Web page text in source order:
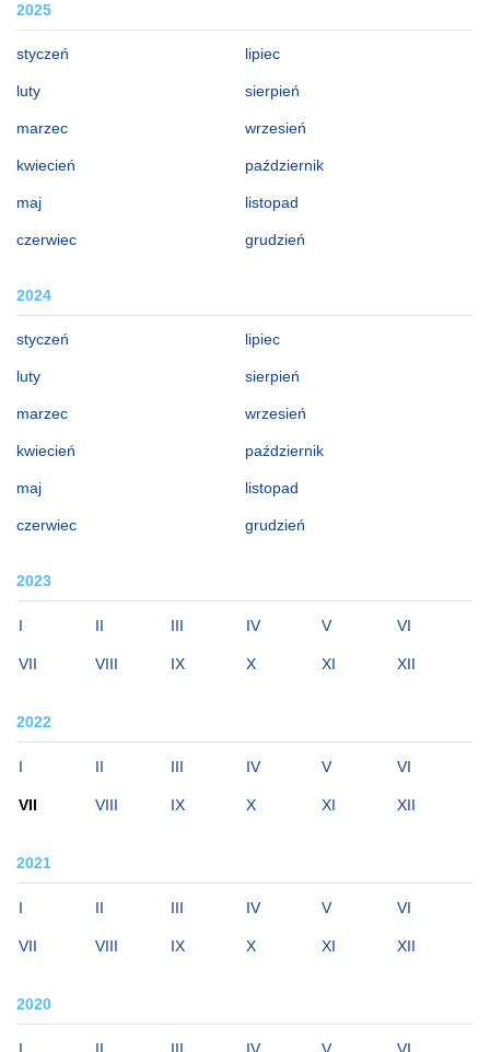
2025
styczeń
luty
marzec
kwiecień
maj
czerwiec
lipiec
sierpień
wrzesień
październik
listopad
grudzień
2024
styczeń
luty
marzec
kwiecień
maj
czerwiec
lipiec
sierpień
wrzesień
październik
listopad
grudzień
2023
I II III IV V VI
VII VIII IX X XI XII
2022
I II III IV V VI
VII VIII IX X XI XII
2021
I II III IV V VI
VII VIII IX X XI XII
2020